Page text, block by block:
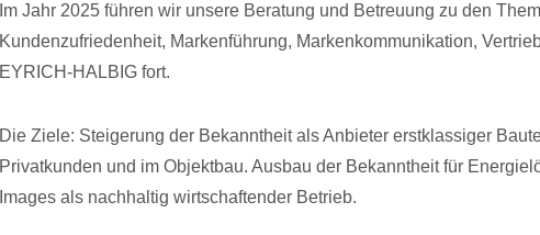
Im Jahr 2025 führen wir unsere Beratung und Betreuung zu den
Kundenzufriedenheit, Markenführung, Markenkommunikation,
EYRICH-HALBIG fort.
Die Ziele: Steigerung der Bekanntheit als Anbieter erstklassiger
Privatkunden und im Objektbau. Ausbau der Bekanntheit für
Images als nachhaltig wirtschaftender Betrieb.